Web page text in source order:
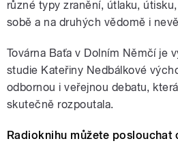
různé typy zranění, útlaku,
sobě a na druhých vědomě i
Továrna Baťa v Dolním Němčí je
studie Kateřiny Nedbálkové
odbornou i veřejnou debatu,
skutečně rozpoutala.
Radioknihu můžete poslouchat